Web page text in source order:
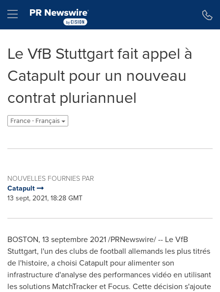
Hamburger menu
Le VfB Stuttgart fait appel à
Catapult pour un nouveau
contrat pluriannuel
France - Français
NOUVELLES FOURNIES PAR
Catapult
13 sept, 2021, 18:28 GMT
BOSTON, 13 septembre 2021 /PRNewswire/ -- Le VfB
Stuttgart, l'un des clubs de football allemands les plus titrés
de l'histoire, a choisi Catapult pour alimenter son
infrastructure d'analyse des performances vidéo en utilisant
les solutions MatchTracker et Focus. Cette décision s'ajoute